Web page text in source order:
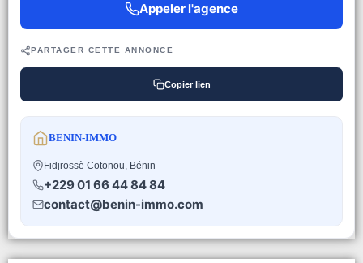
Appeler l'agence
PARTAGER CETTE ANNONCE
Copier lien
BENIN-IMMO
Fidjrossè Cotonou, Bénin
+229 01 66 44 84 84
contact@benin-immo.com